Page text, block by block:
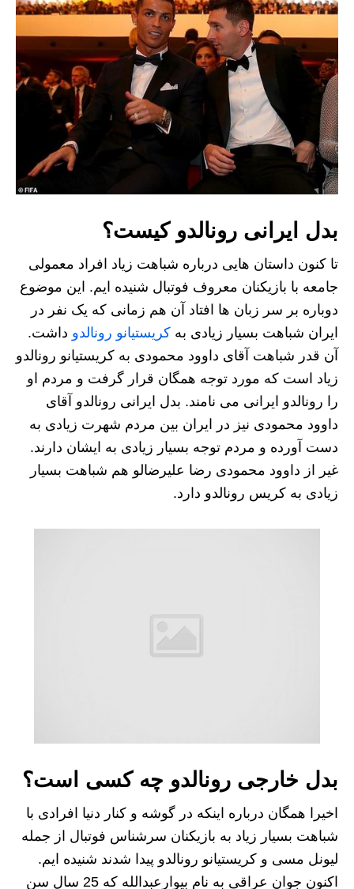
بدل ایرانی رونالدو کیست؟
تا کنون داستان هایی درباره شباهت زیاد افراد معمولی
جامعه با بازیکنان معروف فوتبال شنیده ایم. این موضوع
دوباره بر سر زبان ها افتاد آن هم زمانی که یک نفر در
ایران شباهت بسیار زیادی به کریستیانو رونالدو داشت.
آن قدر شباهت آقای داوود محمودی به کریستیانو رونالدو
زیاد است که مورد توجه همگان قرار گرفت و مردم او
را رونالدو ایرانی می نامند. بدل ایرانی رونالدو آقای
داوود محمودی نیز در ایران بین مردم شهرت زیادی به
دست آورده و مردم توجه بسیار زیادی به ایشان دارند.
غیر از داوود محمودی رضا علیرضالو هم شباهت بسیار
زیادی به کریس رونالدو دارد.
بدل خارجی رونالدو چه کسی است؟
اخیرا همگان درباره اینکه در گوشه و کنار دنیا افرادی با
شباهت بسیار زیاد به بازیکنان سرشناس فوتبال از جمله
لیونل مسی و کریستیانو رونالدو پیدا شدند شنیده ایم.
اکنون جوان عراقی به نام بیوارعبدالله که 25 سال سن